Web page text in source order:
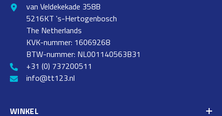
van Veldekekade 358B
5216KT 's-Hertogenbosch
The Netherlands
KVK-nummer: 16069268
BTW-nummer: NL001140563B31
+31 (0) 737200511
info@tt123.nl
WINKEL